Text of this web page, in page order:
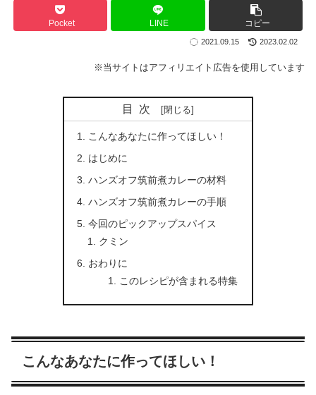
Pocket LINE コピー
2021.09.15 2023.02.02
※当サイトはアフィリエイト広告を使用しています
目次
こんなあなたに作ってほしい！
はじめに
ハンズオフ筑前煮カレーの材料
ハンズオフ筑前煮カレーの手順
今回のピックアップスパイス
クミン
おわりに
このレシピが含まれる特集
こんなあなたに作ってほしい！